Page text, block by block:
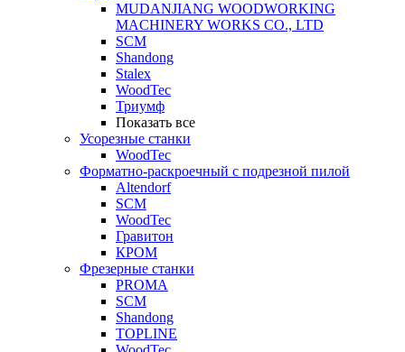
MUDANJIANG WOODWORKING
MACHINERY WORKS CO., LTD
SCM
Shandong
Stalex
WoodTec
Триумф
Показать все
Усорезные станки
WoodTec
Форматно-раскроечный с подрезной пилой
Altendorf
SCM
WoodTec
Гравитон
КРОМ
Фрезерные станки
PROMA
SCM
Shandong
TOPLINE